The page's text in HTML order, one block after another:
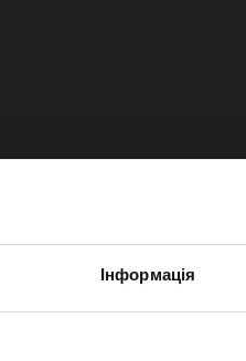
Інформація